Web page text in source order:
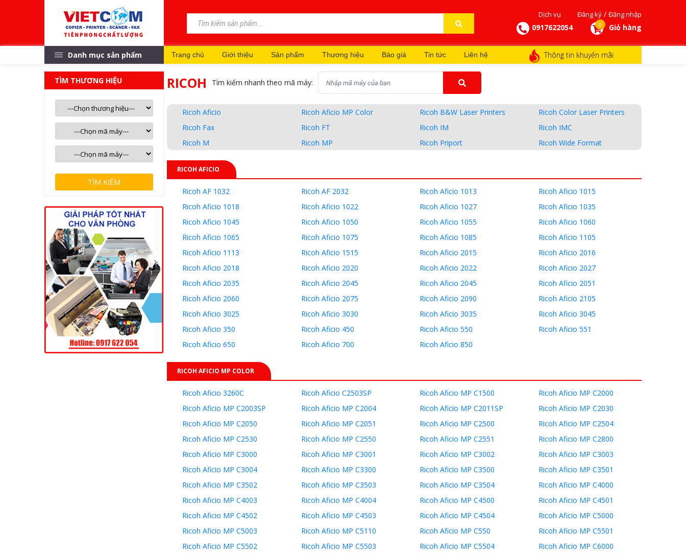
Dịch vụ Đăng ký / Đăng nhập
0917622054 0 Giỏ hàng
Danh mục sản phẩm Trang chủ Giới thiệu Sản phẩm Thương hiệu Báo giá Tin tức Liên hệ Thông tin khuyến mãi
TÌM THƯƠNG HIỆU
TÌM KIẾM
RICOH Tìm kiếm nhanh theo mã máy:
Ricoh Aficio Ricoh Aficio MP Color Ricoh B&W Laser Printers
Ricoh Color Laser Printers
Ricoh Fax
Ricoh FT Ricoh IM
Ricoh IMC
Ricoh M
Ricoh MP Ricoh Priport Ricoh Wide Format
RICOH AFICIO
Ricoh AF 1032 Ricoh AF 2032 Ricoh Aficio 1013
Ricoh Aficio 1015
Ricoh Aficio 1018
Ricoh Aficio 1022 Ricoh Aficio 1027
Ricoh Aficio 1035
Ricoh Aficio 1045
Ricoh Aficio 1050 Ricoh Aficio 1055
Ricoh Aficio 1060
Ricoh Aficio 1065
Ricoh Aficio 1075 Ricoh Aficio 1085
Ricoh Aficio 1105
Ricoh Aficio 1113
Ricoh Aficio 1515 Ricoh Aficio 2015
Ricoh Aficio 2016
Ricoh Aficio 2018
Ricoh Aficio 2020 Ricoh Aficio 2022
Ricoh Aficio 2027
Ricoh Aficio 2035
Ricoh Aficio 2045 Ricoh Aficio 2045
Ricoh Aficio 2051
Ricoh Aficio 2060
Ricoh Aficio 2075 Ricoh Aficio 2090
Ricoh Aficio 2105
Ricoh Aficio 3025
Ricoh Aficio 3030 Ricoh Aficio 3035
Ricoh Aficio 3045
Ricoh Aficio 350
Ricoh Aficio 450 Ricoh Aficio 550
Ricoh Aficio 551
Ricoh Aficio 650
Ricoh Aficio 700 Ricoh Aficio 850
RICOH AFICIO MP COLOR
Ricoh Aficio 3260C Ricoh Aficio C2503SP Ricoh Aficio MP C1500
Ricoh Aficio MP C2000
Ricoh Aficio MP C2003SP
Ricoh Aficio MP C2004 Ricoh Aficio MP C2011SP
Ricoh Aficio MP C2030
Ricoh Aficio MP C2050
Ricoh Aficio MP C2051 Ricoh Aficio MP C2500
Ricoh Aficio MP C2504
Ricoh Aficio MP C2530
Ricoh Aficio MP C2550 Ricoh Aficio MP C2551
Ricoh Aficio MP C2800
Ricoh Aficio MP C3000
Ricoh Aficio MP C3001 Ricoh Aficio MP C3002
Ricoh Aficio MP C3003
Ricoh Aficio MP C3004
Ricoh Aficio MP C3300 Ricoh Aficio MP C3500
Ricoh Aficio MP C3501
Ricoh Aficio MP C3502
Ricoh Aficio MP C3503 Ricoh Aficio MP C3504
Ricoh Aficio MP C4000
Ricoh Aficio MP C4003
Ricoh Aficio MP C4004 Ricoh Aficio MP C4500
Ricoh Aficio MP C4501
Ricoh Aficio MP C4502
Ricoh Aficio MP C4503 Ricoh Aficio MP C4504
Ricoh Aficio MP C5000
Ricoh Aficio MP C5003
Ricoh Aficio MP C5110 Ricoh Aficio MP C550
Ricoh Aficio MP C5501
Ricoh Aficio MP C5502
Ricoh Aficio MP C5503 Ricoh Aficio MP C5504
Ricoh Aficio MP C6000